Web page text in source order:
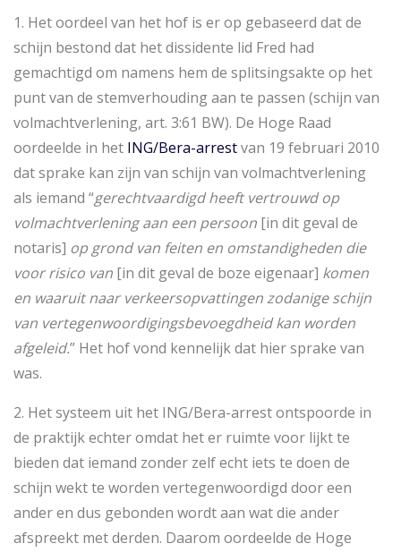
1. Het oordeel van het hof is er op gebaseerd dat de
schijn bestond dat het dissidente lid Fred had
gemachtigd om namens hem de splitsingsakte op het
punt van de stemverhouding aan te passen (schijn van
volmachtverlening, art. 3:61 BW). De Hoge Raad
oordeelde in het ING/Bera-arrestvan 19 februari 2010
dat sprake kan zijn van schijn van volmachtverlening
als iemand “gerechtvaardigd heeft vertrouwd op
volmachtverlening aan een persoon [in dit geval de
notaris] op grond van feiten en omstandigheden die
voor risico van [in dit geval de boze eigenaar] komen
en waaruit naar verkeersopvattingen zodanige schijn
van vertegenwoordigingsbevoegdheid kan worden
afgeleid.” Het hof vond kennelijk dat hier sprake van
was.
2. Het systeem uit het ING/Bera-arrest ontspoorde in
de praktijk echter omdat het er ruimte voor lijkt te
bieden dat iemand zonder zelf echt iets te doen de
schijn wekt te worden vertegenwoordigd door een
ander en dus gebonden wordt aan wat die ander
afspreekt met derden. Daarom oordeelde de Hoge